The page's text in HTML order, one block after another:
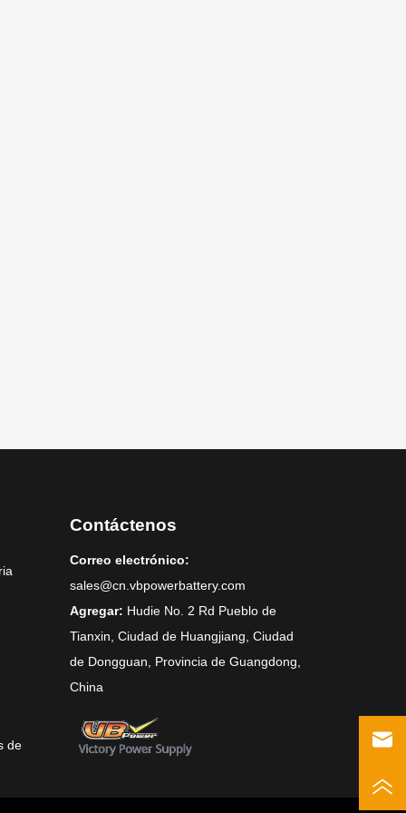
de
Contáctenos
Correo electrónico:
sales@cn.vbpowerbattery.com
Agregar: Hudie No. 2 Rd Pueblo de
Tianxin, Ciudad de Huangjiang, Ciudad
de Dongguan, Provincia de Guangdong,
China